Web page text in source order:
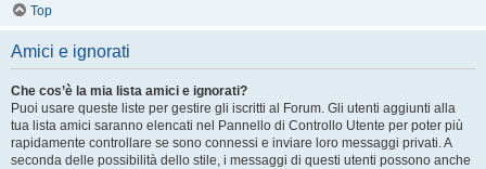
Top
Amici e ignorati
Che cos’è la mia lista amici e ignorati?
Puoi usare queste liste per gestire gli iscritti al Forum. Gli utenti aggiunti alla
tua lista amici saranno elencati nel Pannello di Controllo Utente per poter più
rapidamente controllare se sono connessi e inviare loro messaggi privati. A
seconda delle possibilità dello stile, i messaggi di questi utenti possono anche